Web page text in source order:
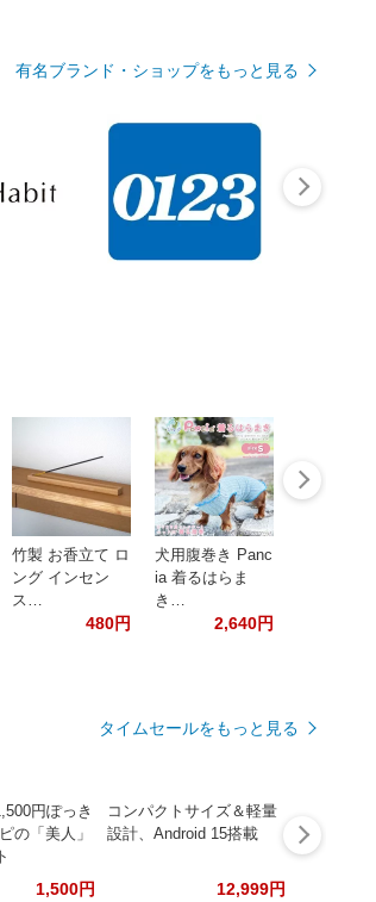
有名ブランド・ショップをもっと見る
竹製 お香立て ロ
ング インセン
ス…
480円
犬用腹巻き Panc
ia 着るはらま
き…
2,640円
タイムセールをもっと見る
円ぽっき
の「美人」
1,500円
コンパクトサイズ＆軽量
設計、Android 15搭載
12,999円